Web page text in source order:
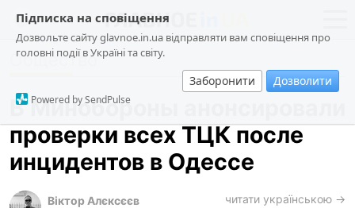
Підписка на сповіщення
Дозвольте сайту glavnoe.in.ua відправляти вам сповіщення про
головні події в Україні та світу.
Заборонити Дозволити
Powered by SendPulse
новости
о проекте
общество
происшествия
криминал
Общество
В Минобороны анонсировали
проверки всех ТЦК после
инцидентов в Одессе
Віктор Алєксєєв
читати українською →